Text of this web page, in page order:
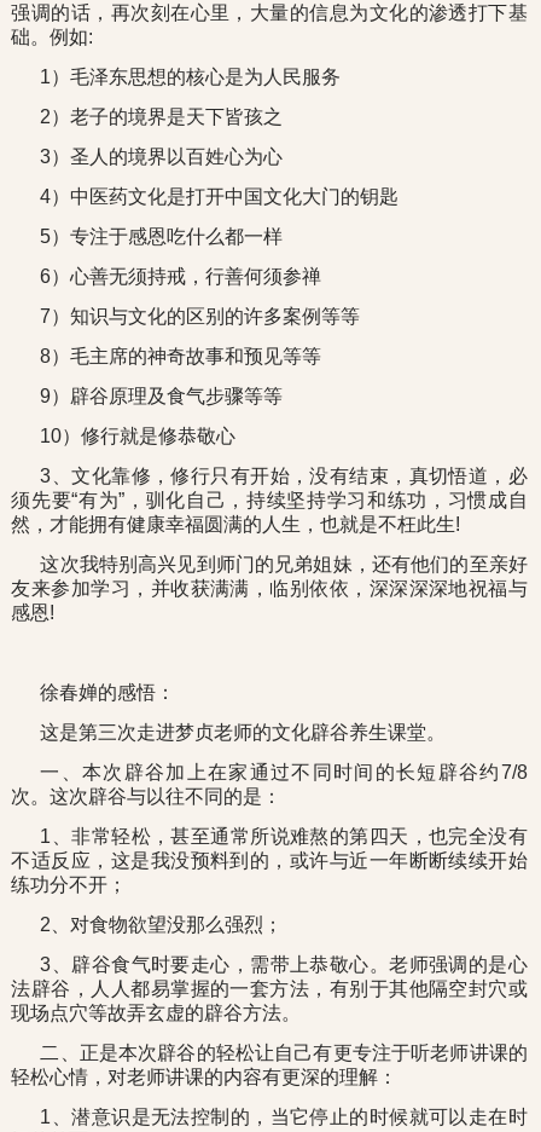
强调的话，再次刻在心里，大量的信息为文化的渗透打下基
础。例如:
1）毛泽东思想的核心是为人民服务
2）老子的境界是天下皆孩之
3）圣人的境界以百姓心为心
4）中医药文化是打开中国文化大门的钥匙
5）专注于感恩吃什么都一样
6）心善无须持戒，行善何须参禅
7）知识与文化的区别的许多案例等等
8）毛主席的神奇故事和预见等等
9）辟谷原理及食气步骤等等
10）修行就是修恭敬心
3、文化靠修，修行只有开始，没有结束，真切悟道，必
须先要“有为”，驯化自己，持续坚持学习和练功，习惯成自
然，才能拥有健康幸福圆满的人生，也就是不枉此生!
这次我特别高兴见到师门的兄弟姐妹，还有他们的至亲好
友来参加学习，并收获满满，临别依依，深深深深地祝福与
感恩!
徐春婵的感悟：
这是第三次走进梦贞老师的文化辟谷养生课堂。
一、本次辟谷加上在家通过不同时间的长短辟谷约7/8
次。这次辟谷与以往不同的是：
1、非常轻松，甚至通常所说难熬的第四天，也完全没有
不适反应，这是我没预料到的，或许与近一年断断续续开始
练功分不开；
2、对食物欲望没那么强烈；
3、辟谷食气时要走心，需带上恭敬心。老师强调的是心
法辟谷，人人都易掌握的一套方法，有别于其他隔空封穴或
现场点穴等故弄玄虚的辟谷方法。
二、正是本次辟谷的轻松让自己有更专注于听老师讲课的
轻松心情，对老师讲课的内容有更深的理解：
1、潜意识是无法控制的，当它停止的时候就可以走在时